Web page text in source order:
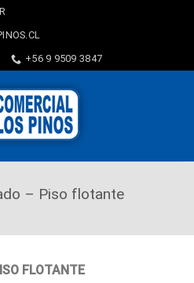
+56 9 9509 3847
– Piso flotante
FLOTANTE